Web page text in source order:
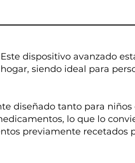
dispositivo avanzado
siendo ideal para
diseñado tanto para niños
lo que lo
previamente recetados